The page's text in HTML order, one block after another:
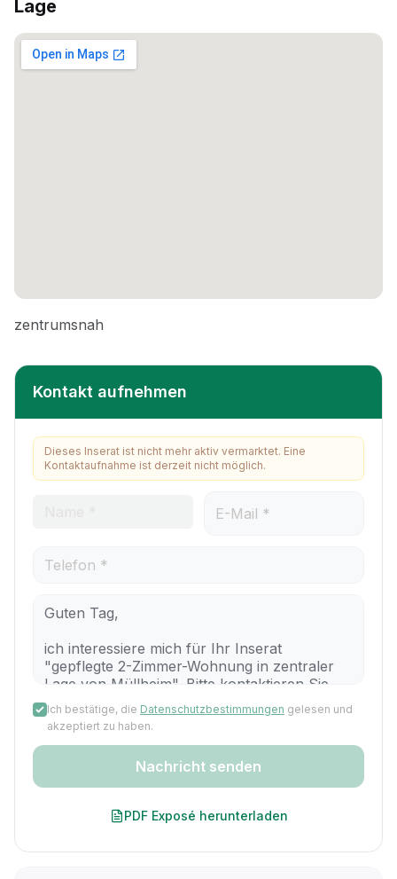
Lage
Kontakt aufnehmen
Dieses Inserat ist nicht mehr aktiv vermarktet. Eine
Kontaktaufnahme ist derzeit nicht möglich.
Ich bestätige, die Datenschutzbestimmungen gelesen und
akzeptiert zu haben.
Nachricht senden
PDF Exposé herunterladen